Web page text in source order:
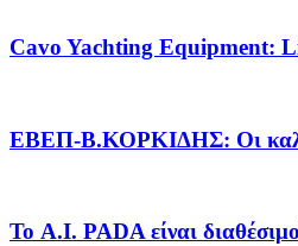
Cavo Yachting Equipment:
EΒΕΠ-Β.ΚΟΡΚΙΔΗΣ: Οι
Το A.I. PADA είναι